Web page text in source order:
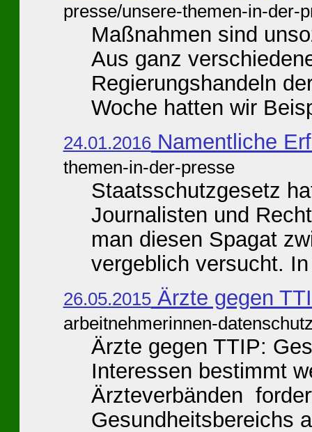
presse/unsere-themen-in-der-
Maßnahmen sind
Aus ganz
Regierungshandeln
Woche hatten wir
24.01.2016Namentliche
themen-in-der-presse
Staatsschutzgesetz
Journalisten und
man diesen Spagat
vergeblich versucht.
26.05.2015Ärzte gegen
arbeitnehmerinnen-
Ärzte gegen TTIP:
Interessen bestimmt
Ärzteverbänden
Gesundheitsbereichs